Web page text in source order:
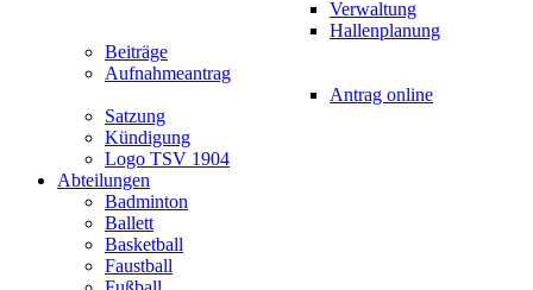
Verwaltung
Hallenplanung
Beiträge
Aufnahmeantrag
Antrag online
Satzung
Kündigung
Logo TSV 1904
Abteilungen
Badminton
Ballett
Basketball
Faustball